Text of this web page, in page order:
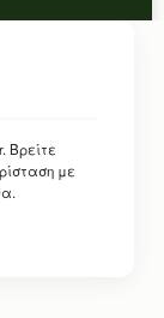
Βρείτε
με